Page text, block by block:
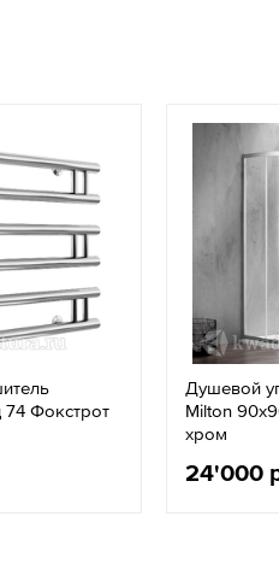
Фокстрот
Душевой
Milton
хром
24'000